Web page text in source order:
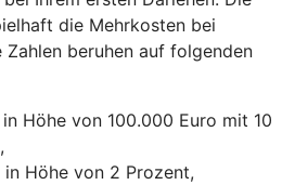
die Mehrkosten bei
beruhen auf folgenden
Höhe von 100.000 Euro mit 10
Höhe von 2 Prozent,